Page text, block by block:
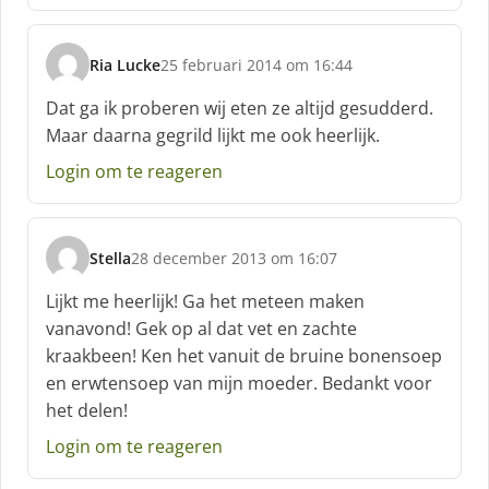
:
Ria Lucke
s
c
h
r
e
f
25 februari 2014 om 16:44
Dat ga ik proberen wij eten ze altijd gesudderd.
Maar daarna gegrild lijkt me ook heerlijk.
Login om te reageren
Stella
s
c
h
r
e
e
f
28 december 2013 om 16:07
Lijkt me heerlijk! Ga het meteen maken
vanavond! Gek op al dat vet en zachte
kraakbeen! Ken het vanuit de bruine bonensoep
en erwtensoep van mijn moeder. Bedankt voor
het delen!
Login om te reageren